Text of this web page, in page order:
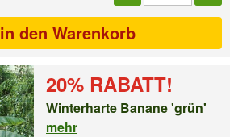
in den Warenkorb
20% RABATT!
Winterharte Banane 'grün'
mehr